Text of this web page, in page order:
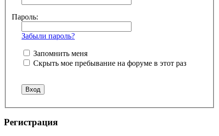
Пароль:
Забыли пароль?
Запомнить меня
Скрыть мое пребывание на форуме в этот раз
Регистрация